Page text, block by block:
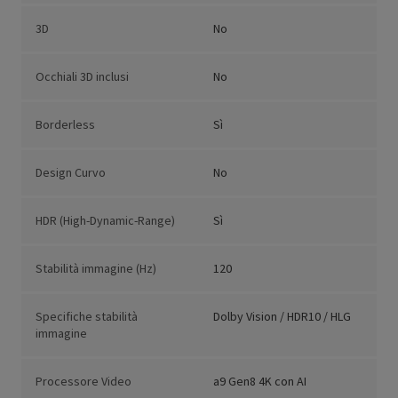
3D No
Occhiali 3D inclusi No
Borderless Sì
Design Curvo No
HDR (High-Dynamic-Range) Sì
Stabilità immagine (Hz) 120
Specifiche stabilità
immagine
Dolby Vision / HDR10 / HLG
Processore Video a9 Gen8 4K con AI